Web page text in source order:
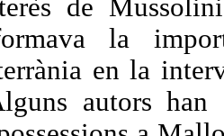
de
la
en la
autors